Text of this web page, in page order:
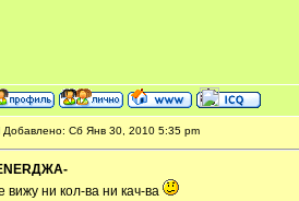
Добавлено: Сб Янв 30, 2010 5:35 pm
вижу ни кол-ва ни кач-ва